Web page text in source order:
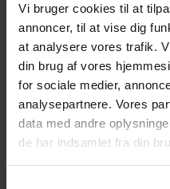
Vi bruger cookies til at
annoncer, til at vise dig
at analysere vores trafik.
din brug af vores
for sociale medier,
analysepartnere. Vores
data med andre
de har indsamlet fra din